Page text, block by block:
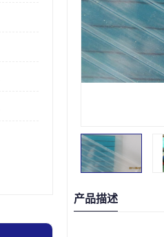
产品描述